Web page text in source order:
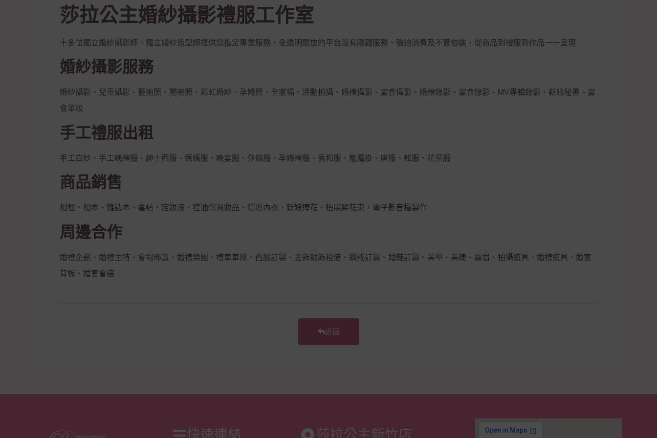
莎拉公主婚紗攝影禮服工作室
十多位獨立婚紗攝影師、獨立婚紗造型師提供您指定專業服務，全透明開放的平台沒有隱藏服務、強迫消費及不實包裝，從商品到禮服到作品一一呈現
婚紗攝影服務
婚紗攝影、兒童攝影、藝術照、閨密照、彩虹婚紗、孕婦照、全家福、活動拍攝、婚禮攝影、宴會攝影、婚禮錄影、宴會錄影、MV專輯錄影、新娘秘書、宴
會單妝
手工禮服出租
手工白紗、手工晚禮服、紳士西服、媽媽服、晚宴服、伴娘服、孕婦禮服、秀和服、龍鳳掛、唐服、韓服、花童服
商品銷售
相框、相本、雜誌本、喜帖、定妝液、控油保濕妝品、隱形內衣、新娘捧花、拍照鮮花束，電子影音檔製作
周邊合作
婚禮企劃、婚禮主持、會場佈置、婚禮樂團、禮車車隊、西服訂製、金飾銀飾租借、鑽戒訂製、婚鞋訂製、美甲、美睫、霧眉、拍攝道具、婚禮道具、婚宴
背板、婚宴會館
返回
快速連結 莎拉公主新竹店